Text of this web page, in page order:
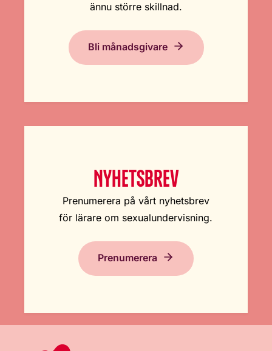
ännu större skillnad.
Bli månadsgivare
NYHETSBREV
Prenumerera på vårt nyhetsbrev
för lärare om sexualundervisning.
Prenumerera